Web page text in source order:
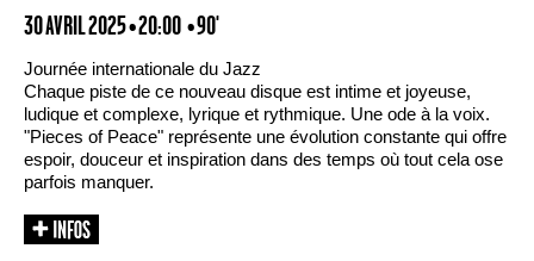
30 AVRIL 2025 • 20:00 • 90'
Journée internationale du Jazz
Chaque piste de ce nouveau disque est ‍intime et joyeuse,
ludique et complexe, lyrique et rythmique. Une ode à la voix.
"Pieces of Peace" représente une évolution constante qui offre
espoir, douceur et inspiration dans des temps où tout cela ose
parfois manquer.